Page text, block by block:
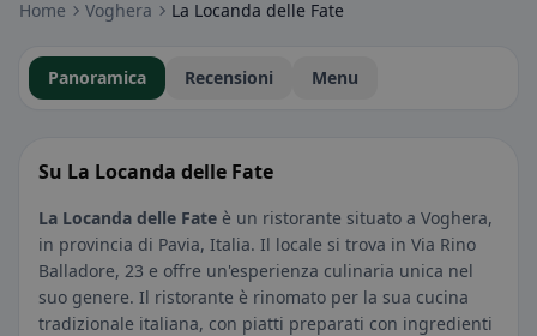
Home Voghera La Locanda delle Fate
Panoramica Recensioni Menu
Su La Locanda delle Fate
La Locanda delle Fate è un ristorante situato a Voghera,
in provincia di Pavia, Italia. Il locale si trova in Via Rino
Balladore, 23 e offre un'esperienza culinaria unica nel
suo genere. Il ristorante è rinomato per la sua cucina
tradizionale italiana, con piatti preparati con ingredienti